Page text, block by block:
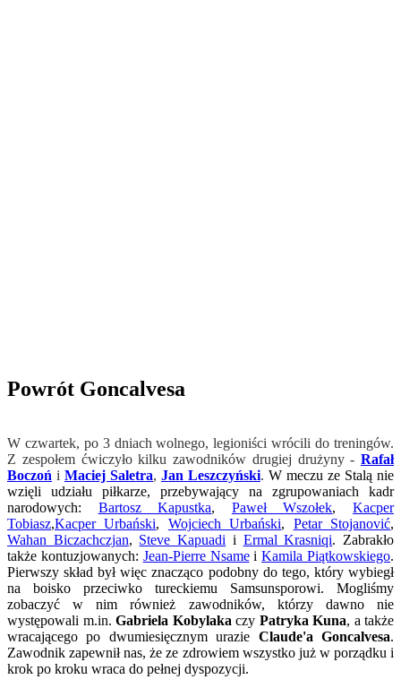
Powrót Goncalvesa
W czwartek, po 3 dniach wolnego, legioniści wrócili do treningów.
Z zespołem ćwiczyło kilku zawodników drugiej drużyny - Rafał
Boczoń i Maciej Saletra, Jan Leszczyński. W meczu ze Stalą nie
wzięli udziału piłkarze, przebywający na zgrupowaniach kadr
narodowych: Bartosz Kapustka, Paweł Wszołek,Kacper
Tobiasz,Kacper Urbański, Wojciech Urbański, Petar Stojanović,
Wahan Biczachczjan, Steve Kapuadi i Ermal Krasniqi. Zabrakło
także kontuzjowanych: Jean-Pierre NsameiKamila Piątkowskiego.
Pierwszy skład był więc znacząco podobny do tego, który wybiegł
na boisko przeciwko tureckiemu Samsunsporowi. Mogliśmy
zobaczyć w nim również zawodników, którzy dawno nie
występowali m.in. Gabriela Kobylaka czy Patryka Kuna, a także
wracającego po dwumiesięcznym urazie Claude'a Goncalvesa.
Zawodnik zapewnił nas, że ze zdrowiem wszystko już w porządku i
krok po kroku wraca do pełnej dyspozycji.